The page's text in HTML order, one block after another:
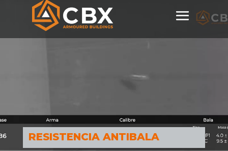
Reproductor
RESISTENCIA ANTIBALA